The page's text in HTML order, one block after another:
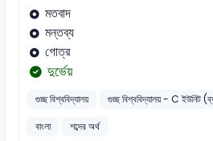
মতবাদ
মন্তব্য
গোত্র
দুর্ভেয়
গুচ্ছ বিশ্ববিদ্যালয়
গুচ্ছ বিশ্ববিদ্যালয় - C ইউনিট
বাংলা
শব্দের অর্থ